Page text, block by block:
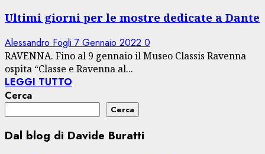
Ultimi giorni per le mostre dedicate a Dante
Alessandro Fogli 7 Gennaio 2022 0
RAVENNA. Fino al 9 gennaio il Museo Classis Ravenna
ospita “Classe e Ravenna al...
LEGGI TUTTO
Cerca
Cerca
Dal blog di Davide Buratti